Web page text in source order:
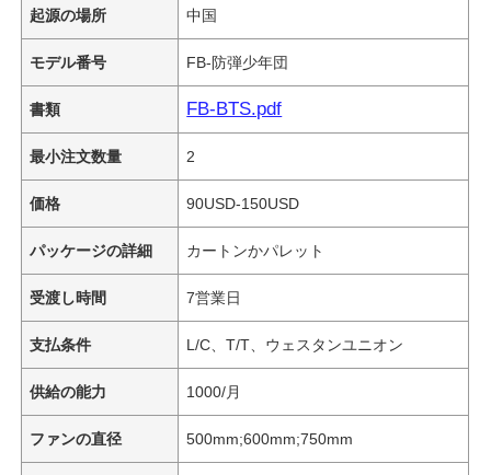
起源の場所 中国
モデル番号 FB-防弾少年団
書類 FB-BTS.pdf
最小注文数量 2
価格 90USD-150USD
パッケージの詳細 カートンかパレット
受渡し時間 7営業日
支払条件 L/C、T/T、ウェスタンユニオン
供給の能力 1000/月
ファンの直径 500mm;600mm;750mm